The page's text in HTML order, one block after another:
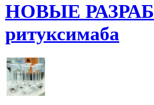
НОВЫЕ
ритуксимаба